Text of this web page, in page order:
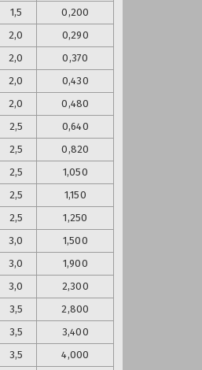
1,5
0,200
2,0
0,290
2,0
0,370
2,0
0,430
2,0
0,480
2,5
0,640
2,5
0,820
2,5
1,050
2,5
1,150
2,5
1,250
3,0
1,500
3,0
1,900
3,0
2,300
3,5
2,800
3,5
3,400
3,5
4,000